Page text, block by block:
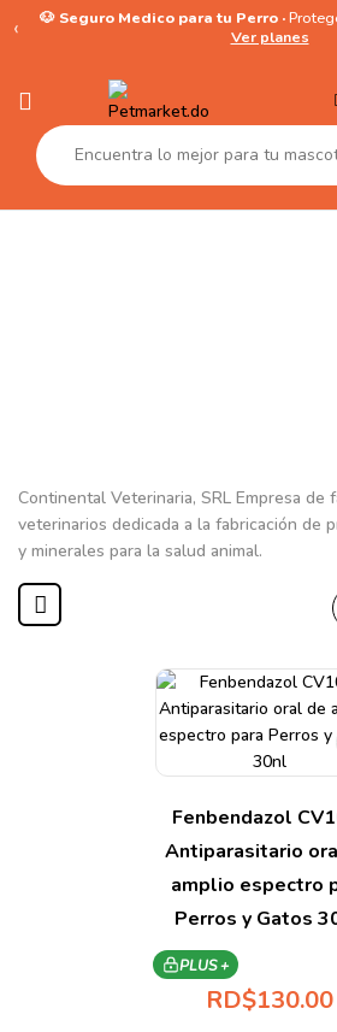
‹ 🐶 Seguro Medico para tu Perro ·
Ver planes
Continental Veterinaria, SRL Empresa de
veterinarios dedicada a la fabricación de
y minerales para la salud animal.
Fenbendazol
Antiparasitario
amplio espectro
Perros y Gatos
PLUS +
RD$130.00